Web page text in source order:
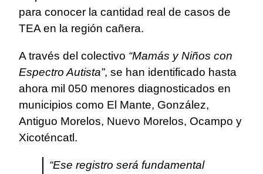
para conocer la cantidad real de casos de
TEA en la región cañera.
A través del colectivo “Mamás y Niños con
Espectro Autista”, se han identificado hasta
ahora mil 050 menores diagnosticados en
municipios como El Mante, González,
Antiguo Morelos, Nuevo Morelos, Ocampo y
Xicoténcatl.
“Ese registro será fundamental